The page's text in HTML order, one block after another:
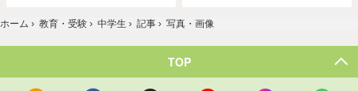
ホーム › 教育・受験 › 中学生 › 記事 › 写真・画像
TOP